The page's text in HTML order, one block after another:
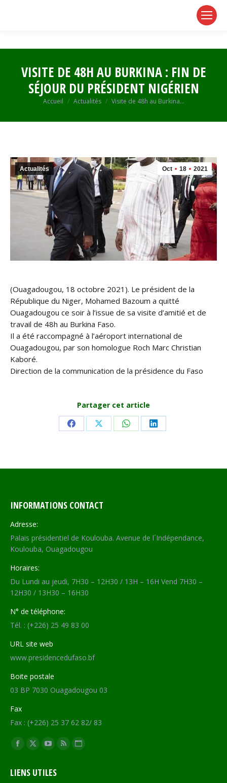
VISITE DE 48H AU BURKINA : FIN DE
SÉJOUR DU PRÉSIDENT NIGÉRIEN
Vous êtes ici :
Accueil Actualités Visite de 48h au Burkina…
Oct 18 2021
Actualités
(Ouagadougou, 18 octobre 2021). Le président de la
République du Niger, Mohamed Bazoum a quitté
Ouagadougou ce soir à l’issue de sa visite d’amitié et de
travail de 48h au Burkina Faso.
Il a été raccompagné à l’aéroport international de
Ouagadougou, par son homologue Roch Marc Christian
Kaboré.
Direction de la communication de la présidence du Faso
Partager cet article
Share Share Share Share
INFORMATIONS CONTACT
Adresse:
Palais présidentiel de Koulouba. Avenue de l´Indépendance,
Koulouba, Ouagadougou
Horaires:
Du Lundi au jeudi, 7H30 – 12H30 / 13H – 16H Vend 7H30 –
12H30 / 13H30 – 16H30
N° de téléphone:
Tél. : (+226) 25 49 83 00
URL site web
www.presidencedufaso.bf
Boite postale
03 BP 7030 Ouagadougou 03
Fax
Fax : (+226) 25 37 62 82/ 83
Trouvez nous sur :
Facebook
opens
X
opens
YouTube
opens
RSS Site
LIENS UTILES